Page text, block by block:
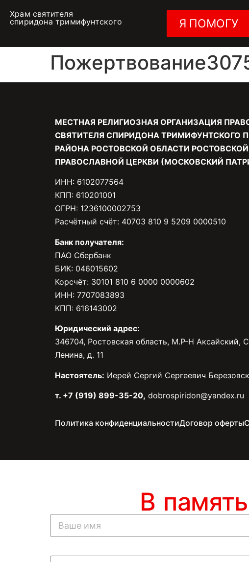
Храм святителя
спиридона тримифунтского
Я ПОМОГУ
МЕСТНАЯ РЕЛИГИОЗНАЯ ОРГАНИЗАЦИЯ
СВЯТИТЕЛЯ СПИРИДОНА ТРИМИФУНТСКОГО
РАЙОНА РОСТОВСКОЙ ОБЛАСТИ
ПРАВОСЛАВНОЙ ЦЕРКВИ (МОСКОВСКИЙ
ИНН: 6102077564
КПП: 610201001
ОГРН: 1236100002753
Расчётный счёт: 40703 810 9 5209 0000510
Банк получателя:
ПАО Сбербанк
БИК: 046015602
Корсчёт: 30101 810 6 0000 0000602
ИНН: 7707083893
КПП: 616143002
Юридический адрес:
346704, Ростовская область, М.Р-Н Аксайский,
Ленина, д. 11
Настоятель: Иерей Сергий Сергеевич
т. +7 (919) 899-35-20, dobrospiridon@yandex.ru
Политика конфиденциальностиДоговор оферты
В